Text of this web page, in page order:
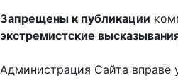
Запрещены к публикации
экстремистские
Администрация Сайта вправе